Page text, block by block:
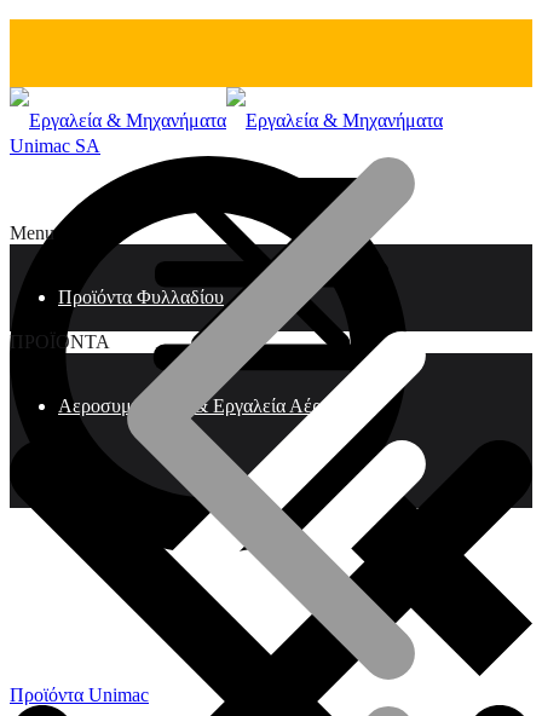
Menu
Προϊόντα Φυλλαδίου
ΠΡΟΪΟΝΤΑ
Αεροσυμπιεστές & Εργαλεία Αέρος
Unimac SA
Προϊόντα Unimac